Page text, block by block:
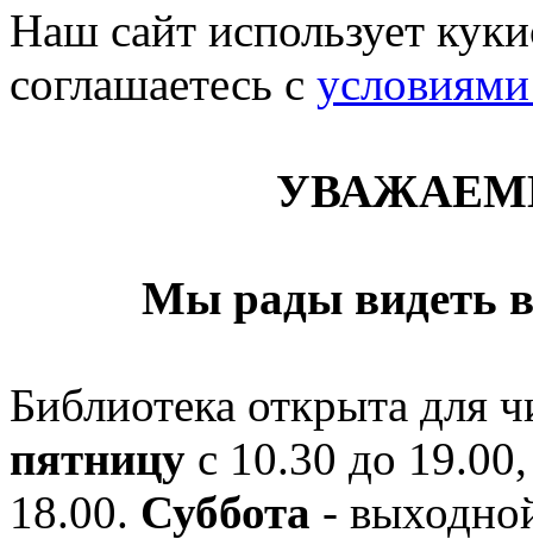
Наш сайт использует
соглашаетесь c
Мы рады видеть
Библиотека открыта для
пятницу с 10.30 до
18.00. Суббота -